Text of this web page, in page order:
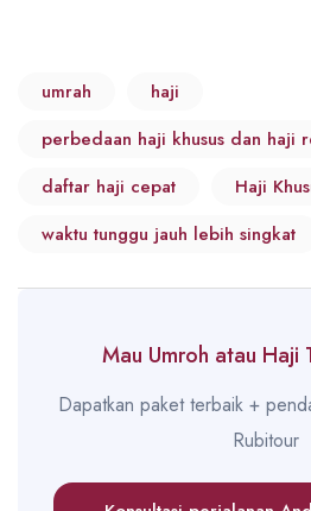
umrah
haji
perbedaan haji khusus dan haji
daftar haji cepat
Haji
waktu tunggu jauh lebih singkat
Mau Umroh atau Haji
Dapatkan paket terbaik +
Rubitour